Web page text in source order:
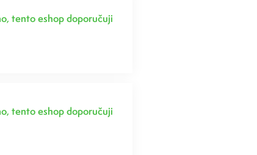
tento eshop doporučuji
tento eshop doporučuji